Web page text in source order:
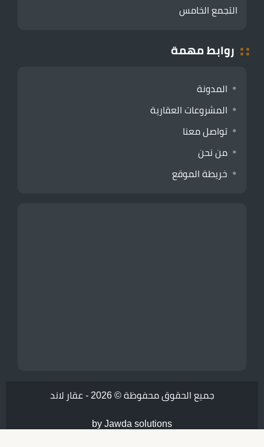
التجمع الخامس
روابط مهمة
المدونة
المشروعات العقارية
تواصل معنا
من نحن
خريطة الموقع
جميع الحقوق محفوظة © 2026 - عقار لاند
by Jawda solutions